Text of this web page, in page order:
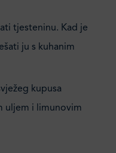
tjesteninu. Kad je
ju s kuhanim
kupusa
uljem i limunovim